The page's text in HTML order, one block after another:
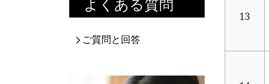
ご質問と回答
13